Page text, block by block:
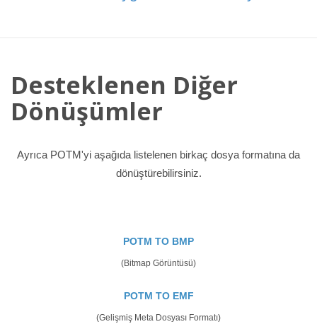
Desteklenen Diğer
Dönüşümler
Ayrıca POTM'yi aşağıda listelenen birkaç dosya formatına da
dönüştürebilirsiniz.
POTM TO BMP
(Bitmap Görüntüsü)
POTM TO EMF
(Gelişmiş Meta Dosyası Formatı)